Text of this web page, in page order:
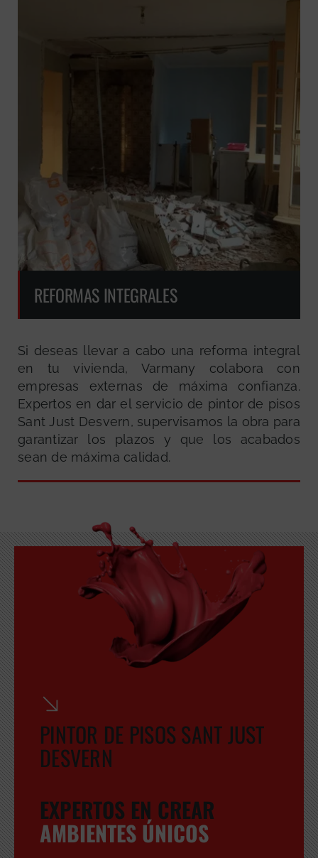
REFORMAS INTEGRALES
Si deseas llevar a cabo una reforma integral
en tu vivienda, Varmany colabora con
empresas externas de máxima confianza.
Expertos en dar el servicio de pintor de pisos
Sant Just Desvern, supervisamos la obra para
garantizar los plazos y que los acabados
sean de máxima calidad.
PINTOR DE PISOS SANT JUST
DESVERN
EXPERTOS EN CREAR
AMBIENTES ÚNICOS